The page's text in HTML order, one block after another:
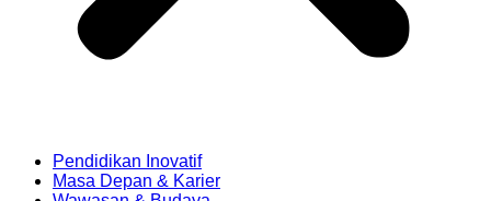
⁠Pendidikan Inovatif
Masa Depan & Karier